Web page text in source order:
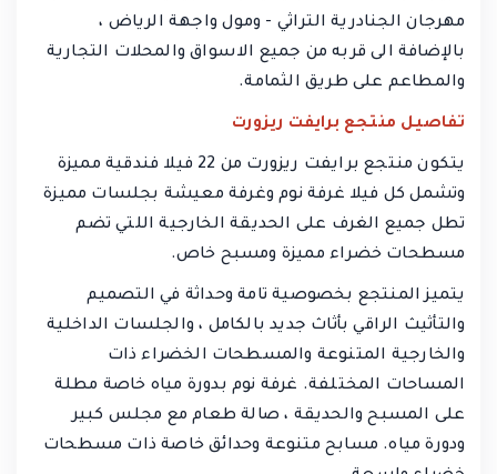
مهرجان الجنادرية التراثي - ومول واجهة الرياض ،
بالإضافة الى قربه من جميع الاسواق والمحلات التجارية
والمطاعم على طريق الثمامة.
تفاصيل منتجع برايفت ريزورت
يتكون منتجع برايفت ريزورت من 22 فيلا فندقية مميزة
وتشمل كل فيلا غرفة نوم وغرفة معيشة بجلسات مميزة
تطل جميع الغرف على الحديقة الخارجية اللتي تضم
مسطحات خضراء مميزة ومسبح خاص.
يتميز المنتجع بخصوصية تامة وحداثة في التصميم
والتأثيث الراقي بأثاث جديد بالكامل ، والجلسات الداخلية
والخارجية المتنوعة والمسطحات الخضراء ذات
المساحات المختلفة. غرفة نوم بدورة مياه خاصة مطلة
على المسبح والحديقة ، صالة طعام مع مجلس كبير
ودورة مياه. مسابح متنوعة وحدائق خاصة ذات مسطحات